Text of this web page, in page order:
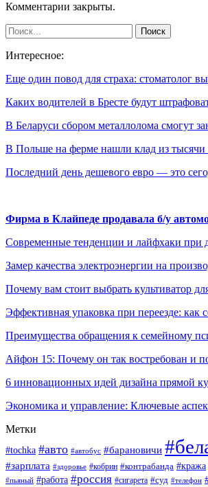
Комментарии закрыты.
Интересное:
Еще один повод для страха: стоматолог
Каких водителей в Бресте будут
В Беларуси сбором металлолома смогут
В Польше на ферме нашли клад из
Последний день дешевого евро — это
Фирма в Клайпеде продавала б/у
Современные тенденции и лайфхаки при
Замер качества электроэнергии на
Почему вам стоит выбрать культиватор
Эффективная упаковка при переезде: как
Преимущества обращения к семейному
Айфон 15: Почему он так востребован и
6 инновационных идей дизайна прямой
Экономика и управление: Ключевые
Метки
#tochka #авто #автобус #барановичи
#зарплата #здоровье #кобрин #контрабанда #кража
#пьяный #работа #россия #сигарета #суд #телефон